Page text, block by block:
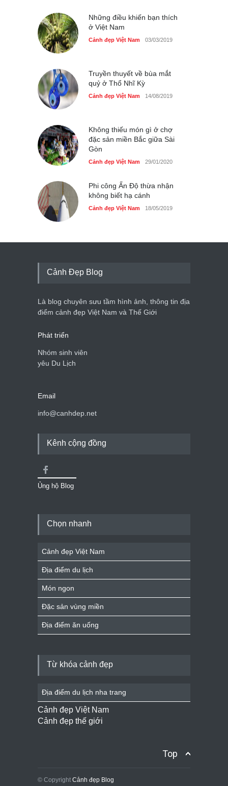
Những điều khiến bạn thích
ở Việt Nam
Cảnh đẹp Việt Nam 03/03/2019
Truyền thuyết về bùa mắt
quỷ ở Thổ Nhĩ Kỳ
Cảnh đẹp Việt Nam 14/08/2019
Không thiếu món gì ở chợ
đặc sản miền Bắc giữa Sài
Gòn
Cảnh đẹp Việt Nam 29/01/2020
Phi công Ấn Độ thừa nhận
không biết hạ cánh
Cảnh đẹp Việt Nam 18/05/2019
Cảnh Đẹp Blog
Là blog chuyên sưu tầm hình ảnh, thông tin địa
điểm cảnh đẹp Việt Nam và Thế Giới
Phát triển
Nhóm sinh viên
yêu Du Lịch
Email
info@canhdep.net
Kênh cộng đồng
Ủng hộ Blog
Chọn nhanh
Cảnh đẹp Việt Nam
Địa điểm du lịch
Món ngon
Đặc sản vùng miền
Địa điểm ăn uống
Từ khóa cảnh đẹp
Địa điểm du lịch nha trang
Cảnh đẹp Việt Nam
Cảnh đẹp thế giới
Top
© Copyright Cảnh đẹp Blog